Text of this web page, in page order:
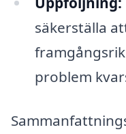
säkerställa
problem